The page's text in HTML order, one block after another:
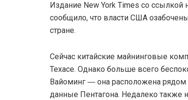
Издание New York Times со
сообщило, что власти США
стране.
Сейчас китайские майнинговые
Техасе. Однако больше всего
Вайоминг ― она расположена
данные Пентагона. Недалеко также